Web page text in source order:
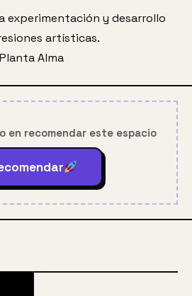
experimentación y desarrollo
artísticas.
Planta Alma
en recomendar este espacio